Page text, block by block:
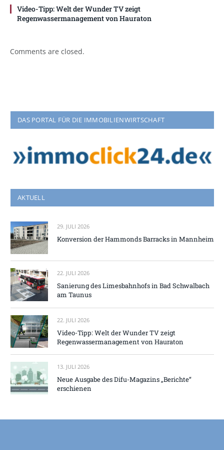
Video-Tipp: Welt der Wunder TV zeigt
Regenwassermanagement von Hauraton
Comments are closed.
DAS PORTAL FÜR DIE IMMOBILIENWIRTSCHAFT
AKTUELL
29. JULI 2026
Konversion der Hammonds Barracks in Mannheim
22. JULI 2026
Sanierung des Limesbahnhofs in Bad Schwalbach
am Taunus
22. JULI 2026
Video-Tipp: Welt der Wunder TV zeigt
Regenwassermanagement von Hauraton
13. JULI 2026
Neue Ausgabe des Difu-Magazins „Berichte“
erschienen